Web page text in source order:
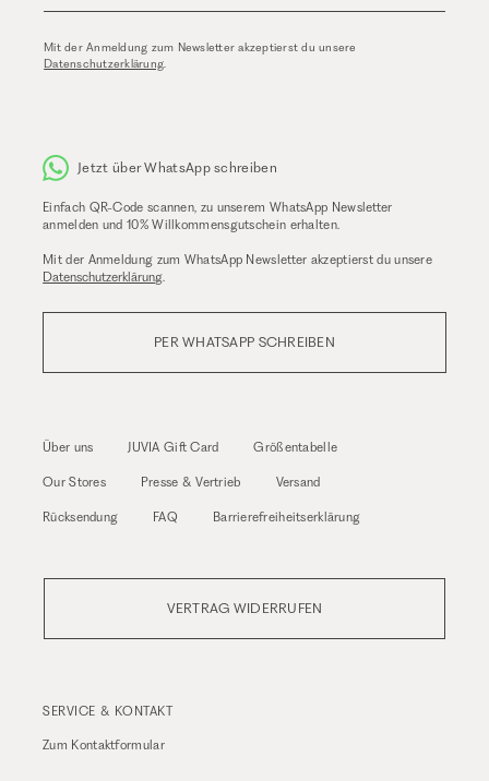
Mit der Anmeldung zum Newsletter akzeptierst du unsere
Datenschutzerklärung.
Jetzt über WhatsApp schreiben
Einfach QR-Code scannen, zu unserem WhatsApp Newsletter
anmelden und 10% Willkommensgutschein erhalten.
Mit der Anmeldung zum WhatsApp Newsletter akzeptierst du unsere
Datenschutzerklärung.
PER WHATSAPP SCHREIBEN
Über uns JUVIA Gift Card Größentabelle
Our Stores Presse & Vertrieb Versand
Rücksendung FAQ Barrierefreiheitserklärung
VERTRAG WIDERRUFEN
SERVICE & KONTAKT
Zum Kontaktformular